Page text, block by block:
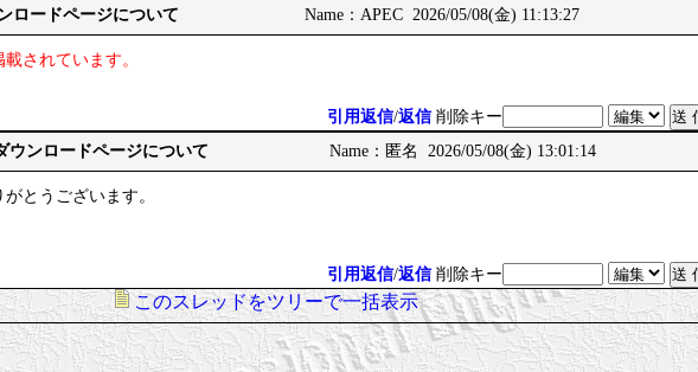
ロードページについて Name：APEC 2026/05/08(金) 11:13:27
されています。
引用返信/返信 削除キー
ウンロードページについて Name：匿名 2026/05/08(金) 13:01:14
とうございます。
引用返信/返信 削除キー
このスレッドをツリーで一括表示